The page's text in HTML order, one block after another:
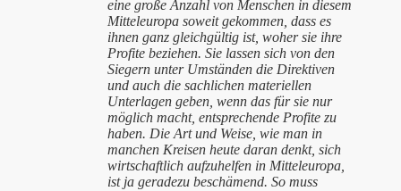
eine große Anzahl von Menschen in diesem
Mitteleuropa soweit gekommen, dass es
ihnen ganz gleichgültig ist, woher sie ihre
Profite beziehen. Sie lassen sich von den
Siegern unter Umständen die Direktiven
und auch die sachlichen materiellen
Unterlagen geben, wenn das für sie nur
möglich macht, entsprechende Profite zu
haben. Die Art und Weise, wie man in
manchen Kreisen heute daran denkt, sich
wirtschaftlich aufzuhelfen in Mitteleuropa,
ist ja geradezu beschämend. So muss